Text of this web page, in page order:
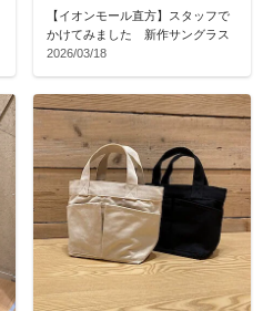
【イオンモール直方】スタッフで
かけてみました 新作サングラス
2026/03/18